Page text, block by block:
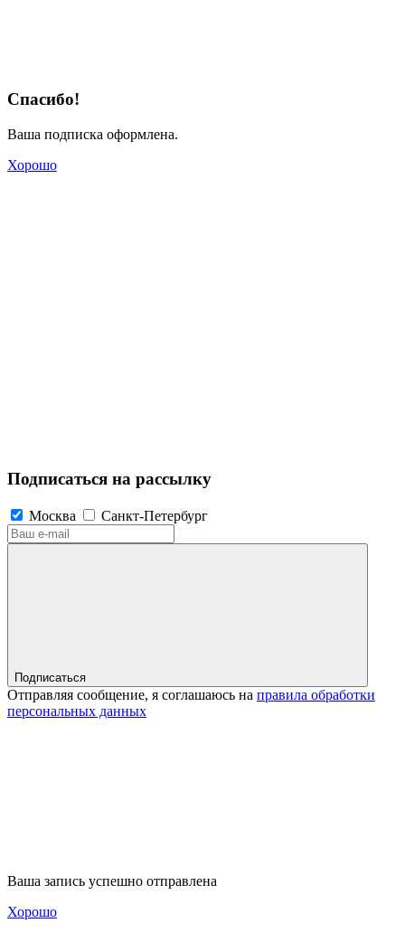
Спасибо!
Ваша подписка оформлена.
Хорошо
Подписаться на рассылку
Москва Санкт-Петербург
Подписаться
Отправляя сообщение, я соглашаюсь на правила обработки
персональных данных
Ваша запись успешно отправлена
Хорошо